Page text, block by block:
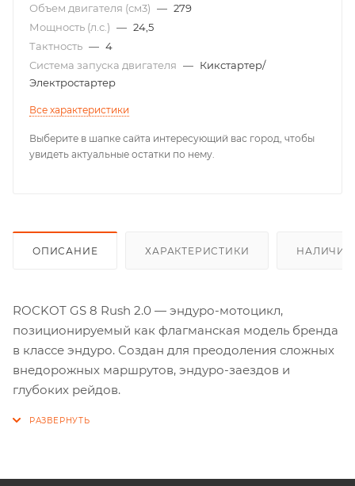
Объем двигателя (см3) — 279
Мощность (л.с.) — 24,5
Тактность — 4
Система запуска двигателя — Кикстартер/
Электростартер
Все характеристики
Выберите в шапке сайта интересующий вас город, чтобы
увидеть актуальные остатки по нему.
ОПИСАНИЕ ХАРАКТЕРИСТИКИ НАЛИЧИЕ
ROCKOT GS 8 Rush 2.0 — эндуро-мотоцикл,
позиционируемый как флагманская модель бренда
в классе эндуро. Создан для преодоления сложных
внедорожных маршрутов, эндуро-заездов и
глубоких рейдов.